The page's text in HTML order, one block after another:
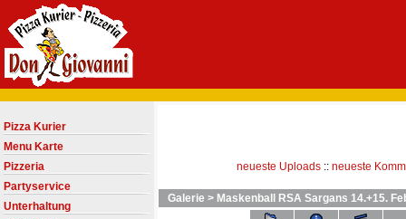
neueste Uploads :: neueste
Galerie > Maskenball RSA Sargans 14.+15.
Pizza Kurier
Menu Karte
Pizzeria
Partyservice
Unterhaltung